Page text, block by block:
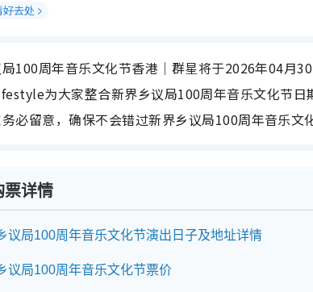
好去处
100周年音乐文化节香港｜群星将于2026年04月
为大家整合新界乡议局100周年音乐文化节
必留意，确保不会错过新界乡议局100周年音乐文
票详情
议局100周年音乐文化节演出日子及地址详情
议局100周年音乐文化节票价